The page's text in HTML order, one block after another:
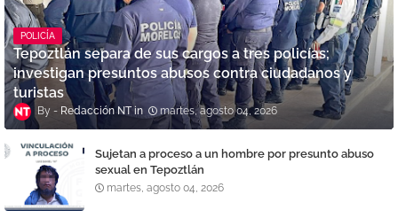
POLICÍA
Tepoztlán separa de sus cargos a tres policías;
investigan presuntos abusos contra ciudadanos y
turistas
Redacción NT martes, agosto 04, 2026
Sujetan a proceso a un hombre por presunto abuso
sexual en Tepoztlán
martes, agosto 04, 2026